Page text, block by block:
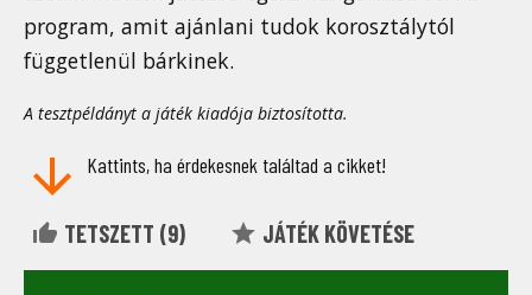
program, amit ajánlani tudok korosztálytól
függetlenül bárkinek.
A tesztpéldányt a játék kiadója biztosította.
Kattints, ha érdekesnek találtad a cikket!
TETSZETT (9) JÁTÉK KÖVETÉSE